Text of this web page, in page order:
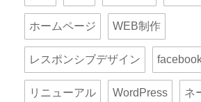
ホームページ WEB制作
レスポンシブデザイン
リニューアル WordPress ネ